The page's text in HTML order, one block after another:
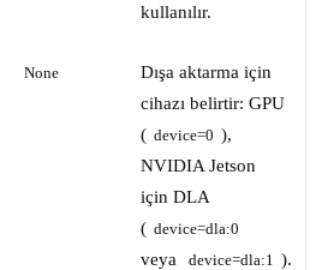
kullanılır.
None
Dışa aktarma için
cihazı belirtir: GPU
( device=0 ),
NVIDIA Jetson
için DLA
( device=dla:0
veya device=dla:1 ).